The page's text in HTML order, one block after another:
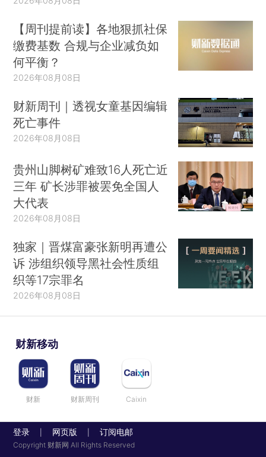
【周刊提前读】各地狠抓社保
缴费基数 合规与企业减负如
何平衡？
2026年08月08日
财新周刊｜透视女童基因编辑
死亡事件
2026年08月08日
贵州山脚树矿难致16人死亡近
三年 矿长涉罪被罢免全国人
大代表
2026年08月08日
独家｜晋煤富豪张新明再遭公
诉 涉组织领导黑社会性质组
织等17宗罪名
2026年08月08日
财新移动
财新 财新周刊 Caixin
登录 网页版 订阅电邮
Copyright 财新网 All Rights Reserved